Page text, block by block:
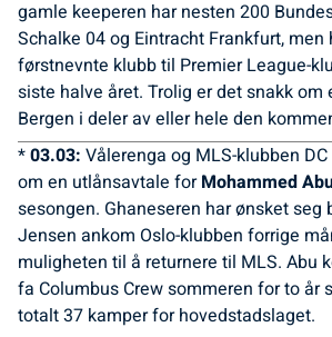
gamle keeperen har nesten 200
Schalke 04 og Eintracht Frankfurt,
førstnevnte klubb til Premier League-
siste halve året. Trolig er det snakk om
Bergen i deler av eller hele den
*03.03: Vålerenga og MLS-klubben
om en utlånsavtale forMohammed
sesongen. Ghaneseren har ønsket seg
Jensen ankom Oslo-klubben forrige
muligheten til å returnere til MLS. Abu
fa Columbus Crew sommeren for to år
totalt 37 kamper for hovedstadslaget.